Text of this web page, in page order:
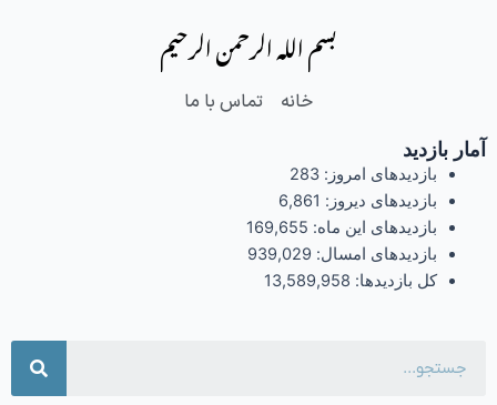
بسم الله الرحمن الرحیم
خانه تماس با ما
آمار بازدید
بازدیدهای امروز: 283
بازدیدهای دیروز: 6,861
بازدیدهای این ماه: 169,655
بازدیدهای امسال: 939,029
کل بازدیدها: 13,589,958